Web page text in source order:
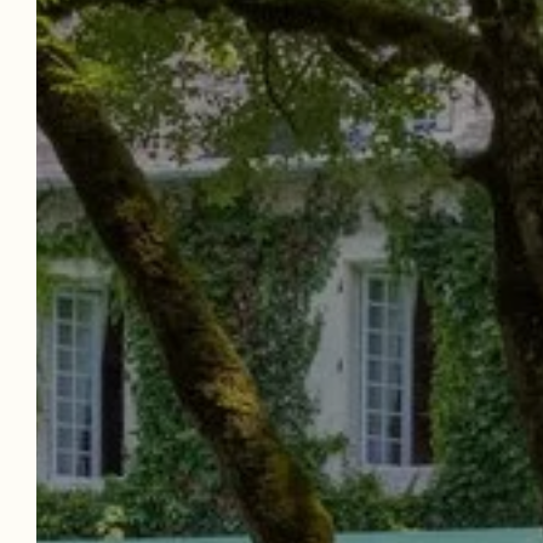
POLÍTICA DE CANCELACIÓN FLEXIBLE
Reservar Ahora !
Nuestro hotel con encanto en el Périgord
Noir, muy cerca de Sarlat, Périgueux y Brive-
la-Gaillarde, es una invitación a la relajación,
el descanso y el descubrimiento. Tanto si
viaja en familia, con amigos, en pareja o con
compañeros de trabajo, pondremos toda
nuestra energía al servicio de la buena
marcha de su estancia en la Dordoña.